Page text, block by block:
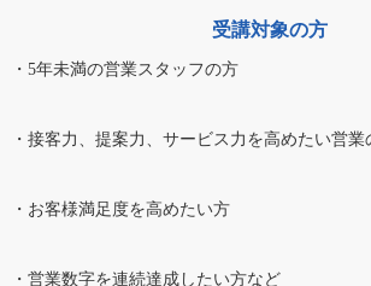
受講対象の方
・5年未満の営業スタッフの方
・接客力、提案力、サービス力を高めたい営業
・お客様満足度を高めたい方
・営業数字を連続達成したい方など